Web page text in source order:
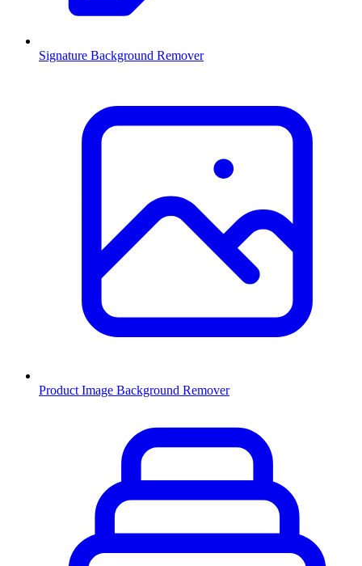
Signature Background Remover
Product Image Background Remover